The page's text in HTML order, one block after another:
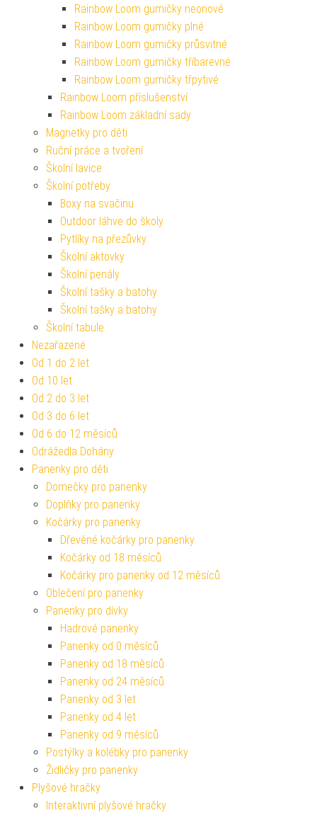
Rainbow Loom gumičky neonové
Rainbow Loom gumičky plné
Rainbow Loom gumičky průsvitné
Rainbow Loom gumičky tříbarevné
Rainbow Loom gumičky třpytivé
Rainbow Loom příslušenství
Rainbow Loom základní sady
Magnetky pro děti
Ruční práce a tvoření
Školní lavice
Školní potřeby
Boxy na svačinu
Outdoor láhve do školy
Pytlíky na přezůvky
Školní aktovky
Školní penály
Školní tašky a batohy
Školní tašky a batohy
Školní tabule
Nezařazené
Od 1 do 2 let
Od 10 let
Od 2 do 3 let
Od 3 do 6 let
Od 6 do 12 měsíců
Odrážedla Dohány
Panenky pro děti
Domečky pro panenky
Doplňky pro panenky
Kočárky pro panenky
Dřevěné kočárky pro panenky
Kočárky od 18 měsíců
Kočárky pro panenky od 12 měsíců
Oblečení pro panenky
Panenky pro dívky
Hadrové panenky
Panenky od 0 měsíců
Panenky od 18 měsíců
Panenky od 24 měsíců
Panenky od 3 let
Panenky od 4 let
Panenky od 9 měsíců
Postýlky a kolébky pro panenky
Židličky pro panenky
Plyšové hračky
Interaktivní plyšové hračky